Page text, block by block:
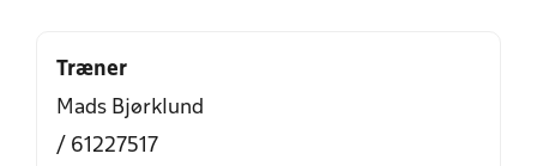
Træner
Mads Bjørklund
/ 61227517